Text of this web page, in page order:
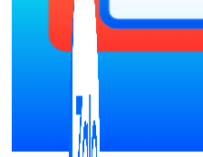
Kiến Thức Website
309 bài viết